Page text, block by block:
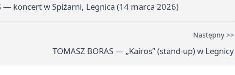
— koncert w Spiżarni, Legnica (14 marca 2026)
Następny >>
TOMASZ BORAS — „Kairos” (stand-up) w Legnicy